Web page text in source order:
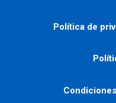
Política de